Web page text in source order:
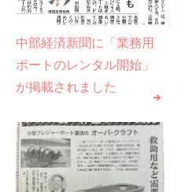
中部経済新聞に「業務用
ボートのレンタル開始」
が掲載されました